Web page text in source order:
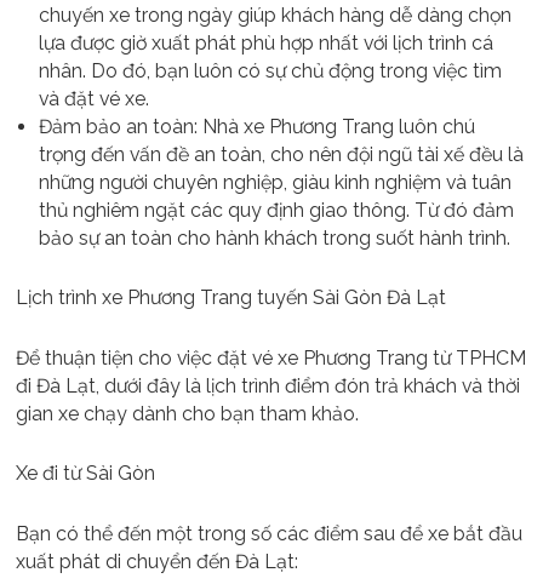
chuyến xe trong ngày giúp khách hàng dễ dàng chọn
lựa được giờ xuất phát phù hợp nhất với lịch trình cá
nhân. Do đó, bạn luôn có sự chủ động trong việc tìm
và đặt vé xe.
Đảm bảo an toàn: Nhà xe Phương Trang luôn chú
trọng đến vấn đề an toàn, cho nên đội ngũ tài xế đều là
những người chuyên nghiệp, giàu kinh nghiệm và tuân
thủ nghiêm ngặt các quy định giao thông. Từ đó đảm
bảo sự an toàn cho hành khách trong suốt hành trình.
Lịch trình xe Phương Trang tuyến Sài Gòn Đà Lạt
Để thuận tiện cho việc đặt vé xe Phương Trang từ TPHCM
đi Đà Lạt, dưới đây là lịch trình điểm đón trả khách và thời
gian xe chạy dành cho bạn tham khảo.
Xe đi từ Sài Gòn
Bạn có thể đến một trong số các điểm sau để xe bắt đầu
xuất phát di chuyển đến Đà Lạt: